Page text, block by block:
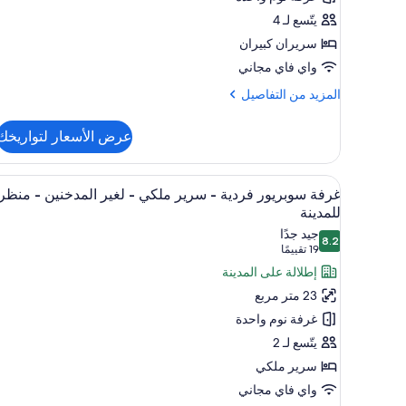
الفردي
-
سريران
كبيران
-
يتّسع لـ 4
سريران كبيران
واي فاي مجاني
المزيد من التفاصيل
المزيد
غرفة
مزدوجة
للاستخدام
الفردي
سريران
كبيران
-
لغير
المدخنين
عرض الأسعار
استعراض
جميع
صور
غرفة
سوبريور
فردية
-
سرير
ملكي
-
لغير
خزنة داخل الغرفة ومكتب ومساحة
9
غرفة سوبريور فردية - سرير ملكي - لغير المدخنين - منظر
للمدينة
8.28.2 من 10
جيد جدًا
19 تقييمًا(19
تقييمًا)
إطلالة على المدينة
23 متر مربع
غرفة نوم واحدة
يتّسع لـ 2
سرير ملكي
واي فاي مجاني